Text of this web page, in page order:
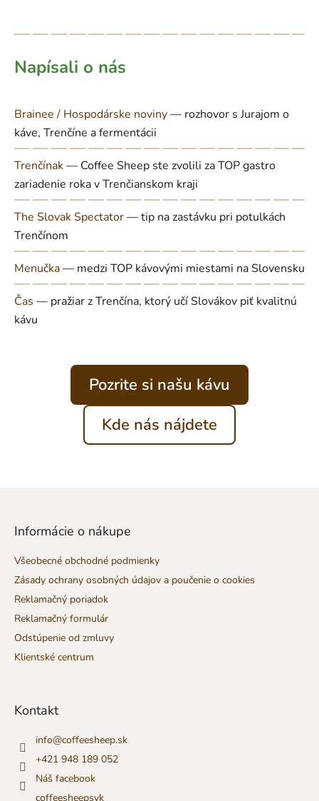
Napísali o nás
Brainee / Hospodárske noviny— rozhovor s Jurajom o
káve, Trenčíne a fermentácii
Trenčínak— Coffee Sheep ste zvolili za TOP gastro
zariadenie roka v Trenčianskom kraji
The Slovak Spectator— tip na zastávku pri potulkách
Trenčínom
Menučka— medzi TOP kávovými miestami na Slovensku
Čas — pražiar z Trenčína, ktorý učí Slovákov piť kvalitnú
kávu
Pozrite si našu kávu
Kde nás nájdete
Informácie o nákupe
Všeobecné obchodné podmienky
Zásady ochrany osobných údajov a poučenie o cookies
Reklamačný poriadok
Reklamačný formulár
Odstúpenie od zmluvy
Klientské centrum
Kontakt
info@coffeesheep.sk
+421 948 189 052
Náš facebook
coffeesheepsvk